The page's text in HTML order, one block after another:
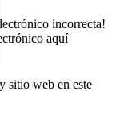
incorrecta!
aquí
sitio web en este